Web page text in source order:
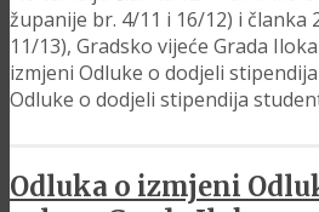
županije br. 4/11 i 16/12) i članka
11/13), Gradsko vijeće Grada
izmjeni Odluke o dodjeli
Odluke o dodjeli stipendija
Odluka o izmjeni